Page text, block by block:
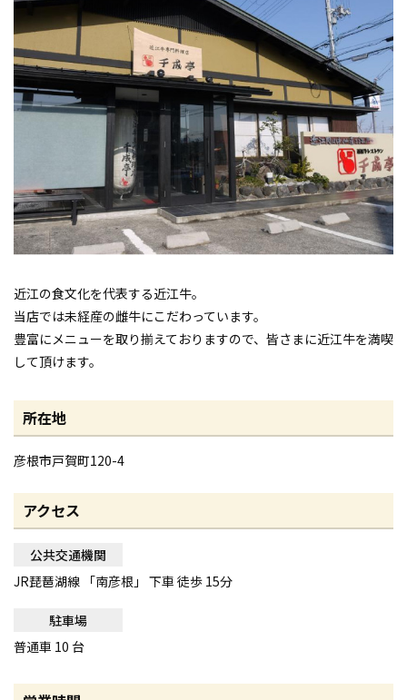
近江の食文化を代表する近江牛。
当店では未経産の雌牛にこだわっています。
豊富にメニューを取り揃えておりますので、皆さまに近江牛を満喫
して頂けます。
所在地
彦根市戸賀町120-4
アクセス
公共交通機関
JR琵琶湖線 「南彦根」 下車 徒歩 15分
駐車場
普通車 10 台